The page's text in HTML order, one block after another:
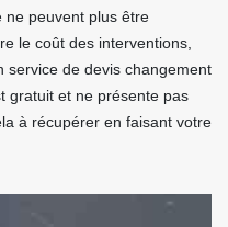
ne peuvent plus être
le coût des interventions,
service de devis changement
gratuit et ne présente pas
à récupérer en faisant votre